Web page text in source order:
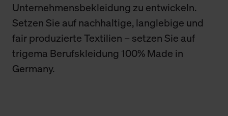
Unternehmensbekleidung zu entwickeln.
Setzen Sie auf nachhaltige, langlebige und
fair produzierte Textilien – setzen Sie auf
trigema Berufskleidung 100% Made in
Germany.